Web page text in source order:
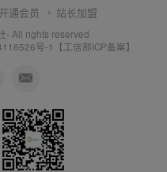
开通会员 站长加盟
- All rights reserved
号-1【工信部ICP备案】